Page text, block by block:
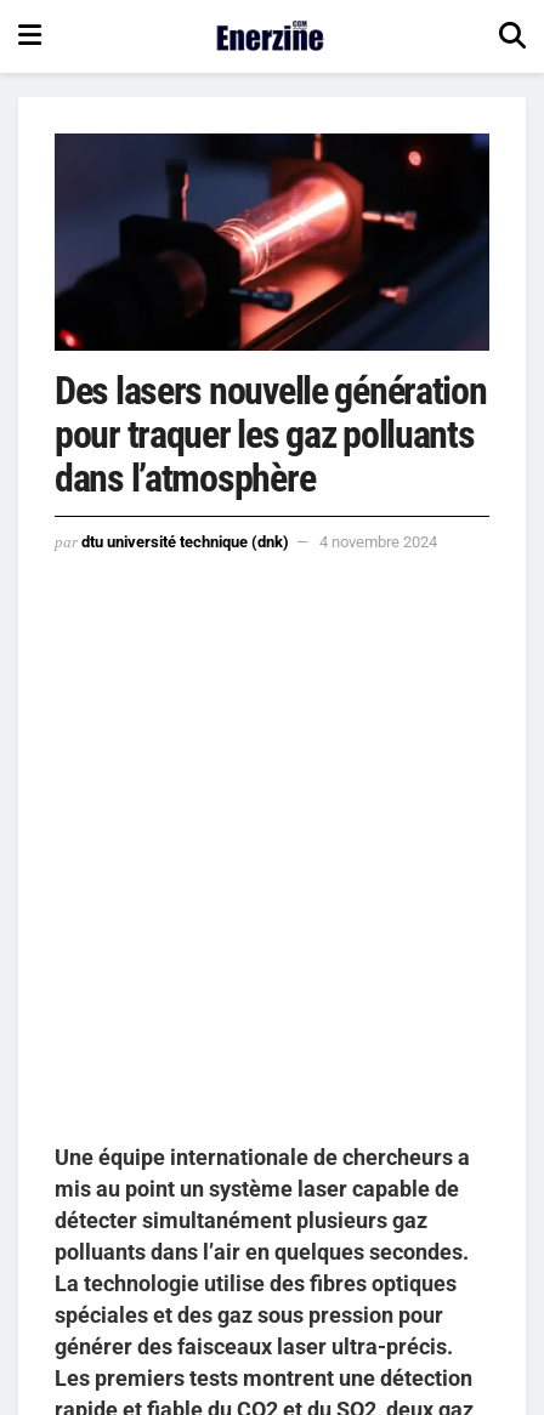
Des lasers nouvelle génération
pour traquer les gaz polluants
dans l’atmosphère
par dtu université technique (dnk) 4 novembre 2024
Une équipe internationale de chercheurs a
mis au point un système laser capable de
détecter simultanément plusieurs gaz
polluants dans l’air en quelques secondes.
La technologie utilise des fibres optiques
spéciales et des gaz sous pression pour
générer des faisceaux laser ultra-précis.
Les premiers tests montrent une détection
rapide et fiable du CO2 et du SO2, deux gaz